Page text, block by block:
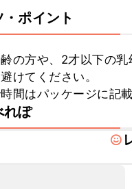
・ポイント
の方や、2才以下の
けてください。
間はパッケージに記
れぽ